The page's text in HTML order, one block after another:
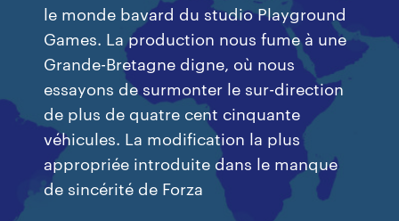
le monde bavard du studio Playground
Games. La production nous fume à une
Grande-Bretagne digne, où nous
essayons de surmonter le sur-direction
de plus de quatre cent cinquante
véhicules. La modification la plus
appropriée introduite dans le manque
de sincérité de Forza